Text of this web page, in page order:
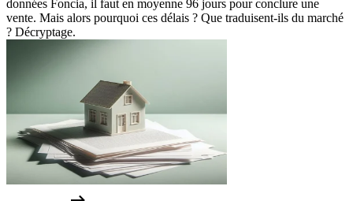
données Foncia, il faut en moyenne 96 jours pour conclure une
vente. Mais alors pourquoi ces délais ? Que traduisent-ils du marché
? Décryptage.